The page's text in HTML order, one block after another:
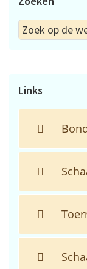
Zoek
op
Links